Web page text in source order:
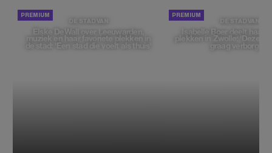
DE STAD VAN
Elske DeWall over Leeuwarden,
muziek en haar favoriete plekken in
de stad: 'Een stad die voelt als thuis'
DE STAD VAN
Isabelle Boer deelt haar
plekken in Zwolle: 'Deze
graag verborgen'